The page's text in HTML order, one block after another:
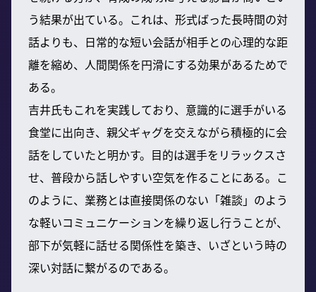
う結果が出ている。これは、形式ばった長時間の対
話よりも、日常的な短い会話が相手との心理的な距
離を縮め、人間関係を円滑にする効果があるためで
ある。
吉井氏もこれを実践しており、意識的に選手がいる
食堂に出向き、親父ギャグを交えながら積極的に会
話をしていたと明かす。目的は選手をリラックスさ
せ、普段から話しやすい空気を作ることにある。こ
のように、業務とは直接関係のない「雑談」のよう
な軽いコミュニケーションを繰り返し行うことが、
部下が気軽に話せる関係性を築き、いざという時の
深い対話に繋がるのである。